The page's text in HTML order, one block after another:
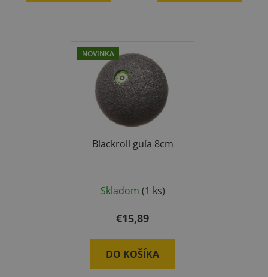
NOVINKA
Blackroll guľa 8cm
Skladom (1 ks)
€15,89
DO KOŠÍKA